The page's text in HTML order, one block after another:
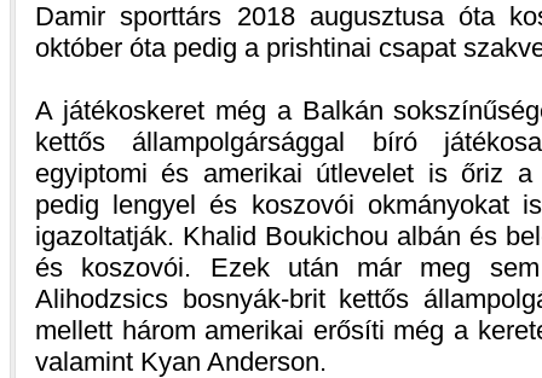
Damir sporttárs 2018 augusztusa óta
október óta pedig a prishtinai csapat
A játékoskeret még a Balkán
kettős állampolgársággal bíró
egyiptomi és amerikai útlevelet is őriz a
pedig lengyel és koszovói okmányokat
igazoltatják. Khalid Boukichou albán és
és koszovói. Ezek után már meg
Alihodzsics bosnyák-brit kettős
mellett három amerikai erősíti még a
valamint Kyan Anderson.